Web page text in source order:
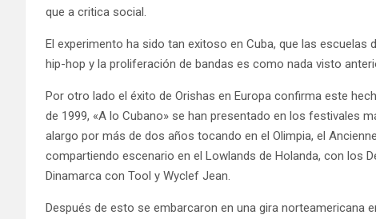
que a critica social.
El experimento ha sido tan exitoso en Cuba, que las
hip-hop y la proliferación de bandas es como nada visto
Por otro lado el éxito de Orishas en Europa confirma este
de 1999, «A lo Cubano» se han presentado en los festivales
alargo por más de dos años tocando en el Olimpia, el
compartiendo escenario en el Lowlands de Holanda, con los
Dinamarca con Tool y Wyclef Jean.
Después de esto se embarcaron en una gira norteamericana